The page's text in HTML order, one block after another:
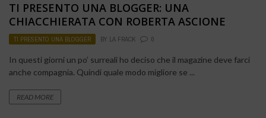
TI PRESENTO UNA BLOGGER: UNA
CHIACCHIERATA CON ROBERTA ASCIONE
TI PRESENTO UNA BLOGGER BY LA FRACK 0
In questi giorni un po’ surreali ho deciso che il magazine deve farci
anche compagnia. Quindi quale modo migliore se ...
READ MORE